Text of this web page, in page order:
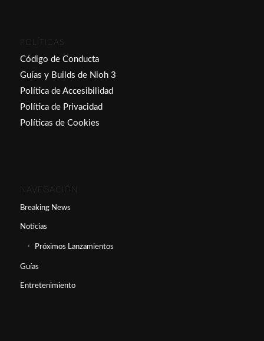
POLÍTICAS
Código de Conducta
Guías y Builds de Nioh 3
Política de Accesibilidad
Política de Privacidad
Políticas de Cookies
NAVEGACIÓN
Breaking News
Noticias
Próximos Lanzamientos
Guías
Entretenimiento